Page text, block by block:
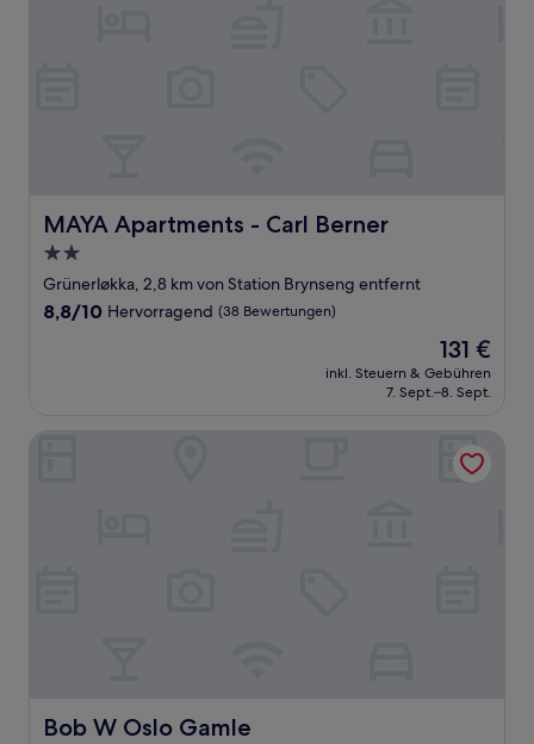
MAYA Apartments - Carl Berner
MAYA Apartments - Carl Berner
2.0-
Sterne-
Unterkunft
Grünerløkka, 2,8 km von Station Brynseng entfernt
8.8
8,8/10 Hervorragend (38 Bewertungen)
Der
Preis
beträgt
131 €
inkl. Steuern & Gebühren
7. Sept.–8. Sept.
Bob W Oslo Gamle
Bob W Oslo Gamle